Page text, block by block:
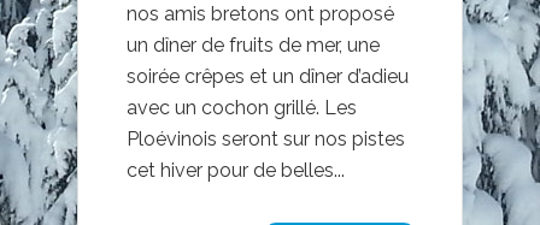
nos amis bretons ont proposé
un dîner de fruits de mer, une
soirée crêpes et un dîner d’adieu
avec un cochon grillé. Les
Ploévinois seront sur nos pistes
cet hiver pour de belles...